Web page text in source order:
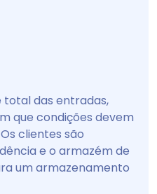
total das entradas,
que condições devem
clientes são
e o armazém de
um armazenamento